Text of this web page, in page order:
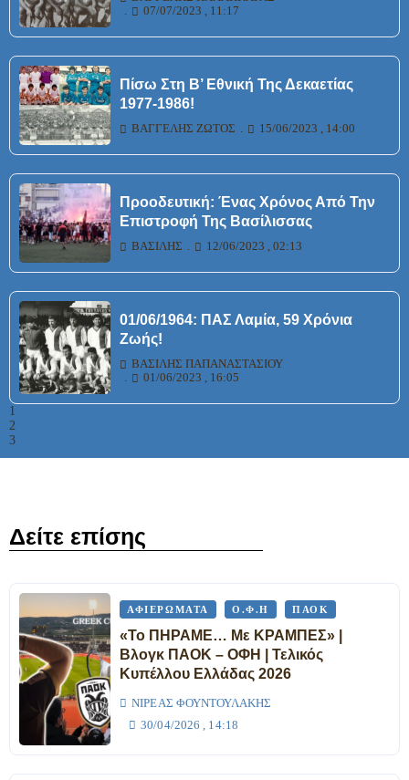
07/07/2023 , 11:17
Πίσω Στη Β’ Εθνική Της Δεκαετίας
1977-1986!
ΒΑΓΓΈΛΗΣ ΖΏΤΟΣ 15/06/2023 , 14:00
Προοδευτική: Ένας Χρόνος Από Την
Επιστροφή Της Βασίλισσας
ΒΑΣΊΛΗΣ 12/06/2023 , 02:13
01/06/1964: ΠΑΣ Λαμία, 59 Χρόνια
Ζωής!
ΒΑΣΊΛΗΣ ΠΑΠΑΝΑΣΤΑΣΊΟΥ
01/06/2023 , 16:05
1
2
3
Δείτε επίσης
ΑΦΙΕΡΏΜΑΤΑ Ο.Φ.Η ΠΑΟΚ
«Το ΠΗΡΑΜΕ… Με ΚΡΑΜΠΕΣ» |
Βλογκ ΠΑΟΚ – ΟΦΗ | Τελικός
Κυπέλλου Ελλάδας 2026
ΝΙΡΈΑΣ ΦΟΥΝΤΟΥΛΆΚΗΣ
30/04/2026 , 14:18